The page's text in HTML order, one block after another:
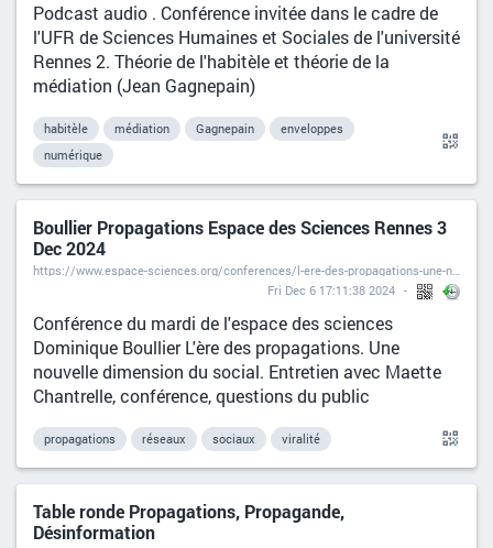
Podcast audio . Conférence invitée dans le cadre de
l'UFR de Sciences Humaines et Sociales de l'université
Rennes 2. Théorie de l'habitèle et théorie de la
médiation (Jean Gagnepain)
habitèle médiation Gagnepain
enveloppes
numérique
Boullier Propagations Espace des Sciences Rennes 3
Dec 2024
https://www.espace-sciences.org/conferences/l-ere-des-propagations-une-nouvelle-dimension-du-social
Fri Dec 6 17:11:38 2024
Conférence du mardi de l'espace des sciences
Dominique Boullier L'ère des propagations. Une
nouvelle dimension du social. Entretien avec Maette
Chantrelle, conférence, questions du public
propagations réseaux sociaux viralité
Table ronde Propagations, Propagande,
Désinformation